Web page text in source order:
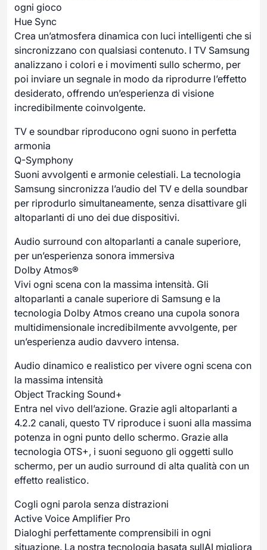
ogni gioco
Hue Sync
Crea un’atmosfera dinamica con luci intelligenti che si
sincronizzano con qualsiasi contenuto. I TV Samsung
analizzano i colori e i movimenti sullo schermo, per
poi inviare un segnale in modo da riprodurre l’effetto
desiderato, offrendo un’esperienza di visione
incredibilmente coinvolgente.
TV e soundbar riproducono ogni suono in perfetta
armonia
Q-Symphony
Suoni avvolgenti e armonie celestiali. La tecnologia
Samsung sincronizza l’audio del TV e della soundbar
per riprodurlo simultaneamente, senza disattivare gli
altoparlanti di uno dei due dispositivi.
Audio surround con altoparlanti a canale superiore,
per un’esperienza sonora immersiva
Dolby Atmos®
Vivi ogni scena con la massima intensità. Gli
altoparlanti a canale superiore di Samsung e la
tecnologia Dolby Atmos creano una cupola sonora
multidimensionale incredibilmente avvolgente, per
un’esperienza audio davvero intensa.
Audio dinamico e realistico per vivere ogni scena con
la massima intensità
Object Tracking Sound+
Entra nel vivo dell’azione. Grazie agli altoparlanti a
4.2.2 canali, questo TV riproduce i suoni alla massima
potenza in ogni punto dello schermo. Grazie alla
tecnologia OTS+, i suoni seguono gli oggetti sullo
schermo, per un audio surround di alta qualità con un
effetto realistico.
Cogli ogni parola senza distrazioni
Active Voice Amplifier Pro
Dialoghi perfettamente comprensibili in ogni
situazione. La nostra tecnologia basata sullAI migliora